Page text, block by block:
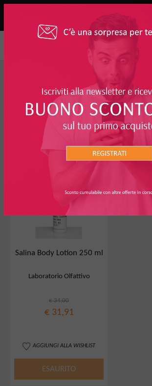
FILTRO
CREME CORPO PROFUMATE
I PIÙ RICHIESTI
6%
Salina Body Lotion 250 ml
Laboratorio Olfattivo
€ 34,00
€ 31,91
AGGIUNGI ALLA WISHLIST
ESAURITO